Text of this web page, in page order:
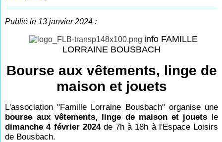
Publié le 13 janvier 2024 :
info FAMILLE
LORRAINE BOUSBACH
Bourse aux vêtements, linge de
maison et jouets
L'association "Famille Lorraine Bousbach" organise une
bourse aux vêtements, linge de maison et jouets le
dimanche 4 février 2024de 7h à 18h à l'Espace Loisirs
de Bousbach.